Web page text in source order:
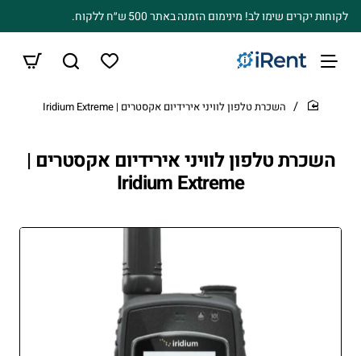
לקוחות יקרים שימו לב! מינימום הזמנה באתר 500 ש״ח ללקוח.
השכרת טלפון לוויני אירידיום אקסטרים |
Iridium Extreme
home
השכרת טלפון לוויני אירידיום אקסטרים | Iridium Extreme